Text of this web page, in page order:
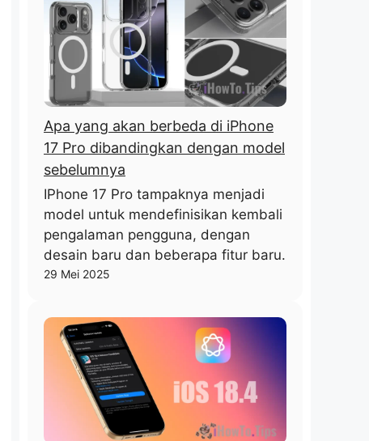
Apa yang akan berbeda di iPhone
17 Pro dibandingkan dengan model
sebelumnya
IPhone 17 Pro tampaknya menjadi
model untuk mendefinisikan kembali
pengalaman pengguna, dengan
desain baru dan beberapa fitur baru.
29 Mei 2025